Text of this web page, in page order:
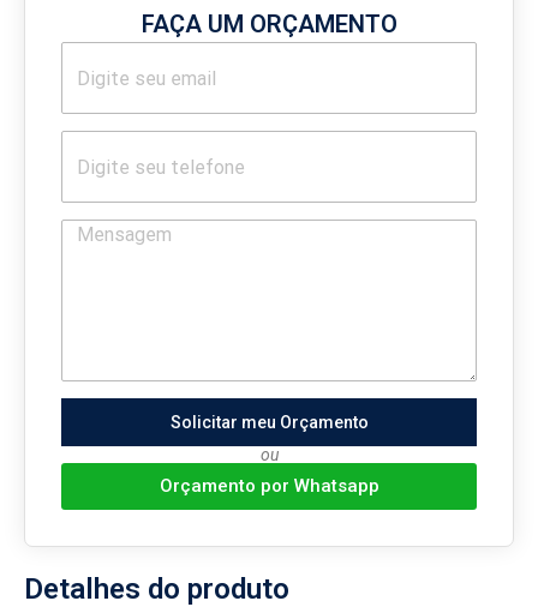
FAÇA UM ORÇAMENTO
Solicitar meu Orçamento
ou
Orçamento por Whatsapp
Detalhes do produto